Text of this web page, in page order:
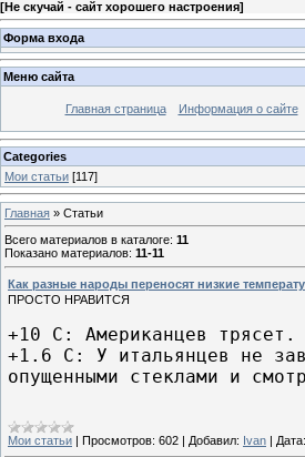
[Не скучай - сайт хорошего настроения]
Форма входа
Меню сайта
Главная страница Информация о сайте
Categories
Мои статьи [117]
Главная » Статьи
Всего материалов в каталоге: 11
Показано материалов: 11-11
Как разные народы переносят низкие
ПРОСТО НРАВИТСЯ
+10 C: Американцев
+1.6 C: У итальянцев не
опущенными стеклами и
Мои статьи | Просмотров: 602 | Добавил: Ivan | Дата: